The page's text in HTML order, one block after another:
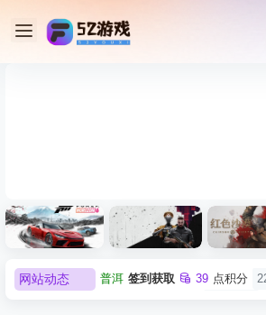
Light ）免安装中文版
网站动态 欢迎 普洱 加入本站
22小时前